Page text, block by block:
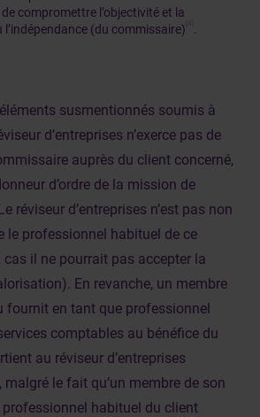
compromettre l’objectivité et la
l’indépendance (du commissaire)
susmentionnés soumis à
d’entreprises n’exerce pas de
auprès du client concerné,
d’ordre de la mission de
réviseur d’entreprises n’est pas non
le professionnel habituel de ce
il ne pourrait pas accepter la
En revanche, un membre
fournit en tant que professionnel
comptables au bénéfice du
au réviseur d’entreprises
malgré le fait qu’un membre de son
professionnel habituel du client